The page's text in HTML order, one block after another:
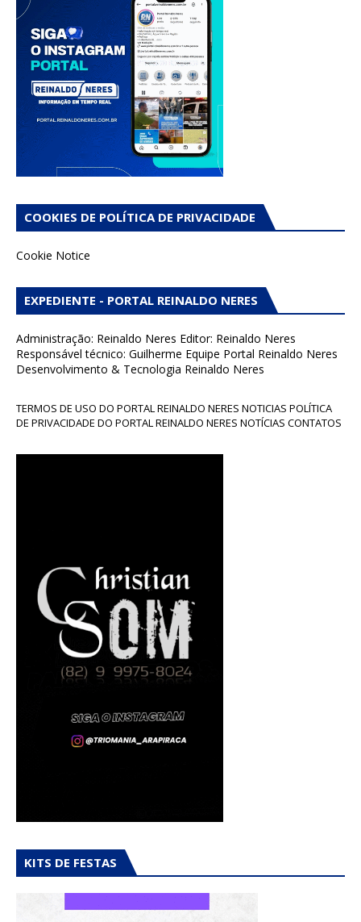
COOKIES DE POLÍTICA DE PRIVACIDADE
Cookie Notice
EXPEDIENTE - PORTAL REINALDO NERES
Administração: Reinaldo Neres Editor: Reinaldo Neres
Responsável técnico: Guilherme Equipe Portal Reinaldo Neres
Desenvolvimento & Tecnologia Reinaldo Neres
TERMOS DE USO DO PORTAL REINALDO NERES NOTICIAS POLÍTICA
DE PRIVACIDADE DO PORTAL REINALDO NERES NOTÍCIAS CONTATOS
KITS DE FESTAS